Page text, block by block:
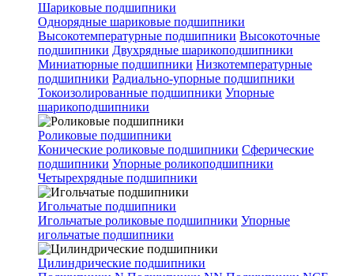
Шариковые подшипники
Однорядные шариковые подшипники
Высокотемпературные подшипники Высокоточные
подшипники Двухрядные шарикоподшипники
Миниатюрные подшипники Низкотемпературные
подшипники Радиально-упорные подшипники
Токоизолированные подшипники Упорные
шарикоподшипники
Роликовые подшипники
Конические роликовые подшипники Сферические
подшипники Упорные роликоподшипники
Четырехрядные подшипники
Игольчатые подшипники
Игольчатые роликовые подшипники Упорные
игольчатые подшипники
Цилиндрические подшипники